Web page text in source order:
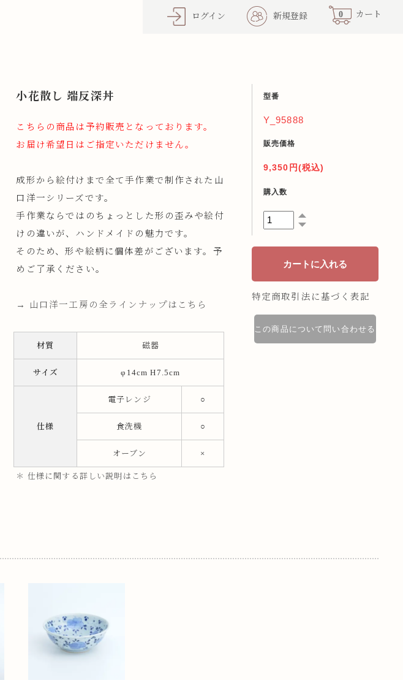
ログイン 新規登録 0 カート
小花散し 端反深丼
こちらの商品は予約販売となっております。
お届け希望日はご指定いただけません。
成形から絵付けまで全て手作業で制作された山
口洋一シリーズです。
手作業ならではのちょっとした形の歪みや絵付
けの違いが、ハンドメイドの魅力です。
そのため、形や絵柄に個体差がございます。予
めご了承ください。
→ 山口洋一工房の全ラインナップはこちら
材質 磁器
サイズ φ14cm H7.5cm
仕様
電子レンジ ○
食洗機 ○
オーブン ×
＊ 仕様に関する詳しい説明はこちら
型番
Y_95888
販売価格
9,350円(税込)
購入数
特定商取引法に基づく表記
この商品について問い合わせる